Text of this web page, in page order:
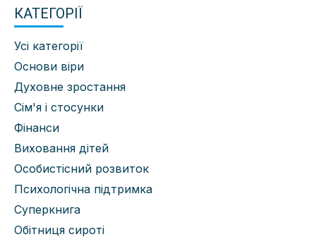
КАТЕГОРІЇ
Усі категорії
Основи віри
Духовне зростання
Сім'я і стосунки
Фінанси
Виховання дітей
Особистісний розвиток
Психологічна підтримка
Суперкнига
Обітниця сироті